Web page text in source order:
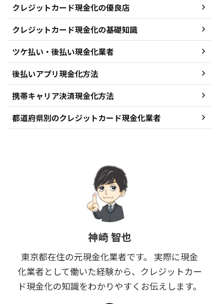
クレジットカード現金化の優良店
クレジットカード現金化の基礎知識
ツケ払い・後払い現金化業者
後払いアプリ現金化方法
携帯キャリア決済現金化方法
都道府県別のクレジットカード現金化業者
神崎 智也
東京都在住の元現金化業者です。 実際に現金
化業者として働いた経験から、クレジットカー
ド現金化の知識をわかりやすくお伝えします。